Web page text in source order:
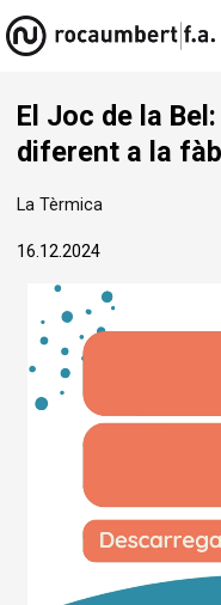
El Joc de la
diferent a la
La Tèrmica
16.12.2024